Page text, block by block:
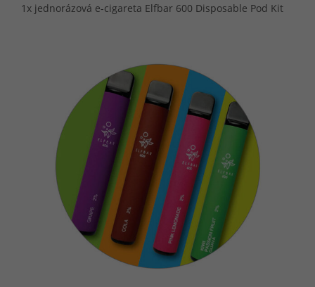
1x jednorázová e-cigareta Elfbar 600 Disposable Pod Kit